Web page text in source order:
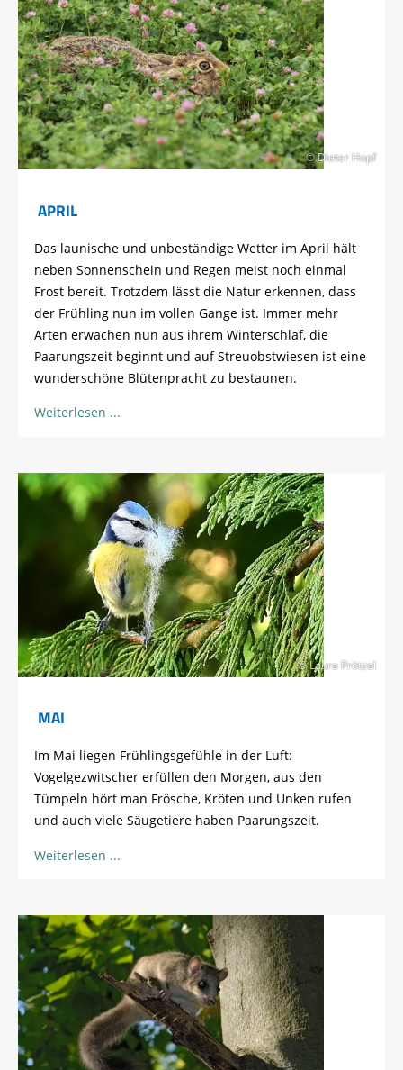
© Dieter Hopf
APRIL
Das launische und unbeständige Wetter im April hält
neben Sonnenschein und Regen meist noch einmal
Frost bereit. Trotzdem lässt die Natur erkennen, dass
der Frühling nun im vollen Gange ist. Immer mehr
Arten erwachen nun aus ihrem Winterschlaf, die
Paarungszeit beginnt und auf Streuobstwiesen ist eine
wunderschöne Blütenpracht zu bestaunen.
Weiterlesen
© Laura Prötzel
MAI
Im Mai liegen Frühlingsgefühle in der Luft:
Vogelgezwitscher erfüllen den Morgen, aus den
Tümpeln hört man Frösche, Kröten und Unken rufen
und auch viele Säugetiere haben Paarungszeit.
Weiterlesen